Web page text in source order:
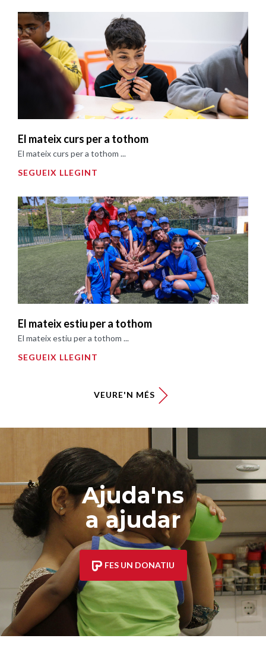
El mateix curs per a tothom
El mateix curs per a tothom ...
SEGUEIX LLEGINT
El mateix estiu per a tothom
El mateix estiu per a tothom ...
SEGUEIX LLEGINT
VEURE'N MÉS
Ajuda'ns
a ajudar
FES UN DONATIU